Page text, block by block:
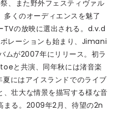
、また野外フェスティヴァル
くのオーディエンスを魅了
TVの放映に選出される。d.v.d
ーションも始まり、Jimani
が2007年にリリース。初ラ
と共演、同年秋には渚音楽
にはアイスランドでのライブ
、壮大な情景を描写する様な音
まる。2009年2月、待望の2n